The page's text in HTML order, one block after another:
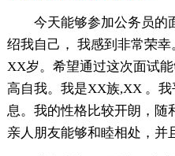
今天能够参加公务员的
绍我自己， 我感到非常荣
XX岁。希望通过这次面试
高自我。我是XX族,XX 。
息。我的性格比较开朗，随
亲人朋友能够和睦相处，并